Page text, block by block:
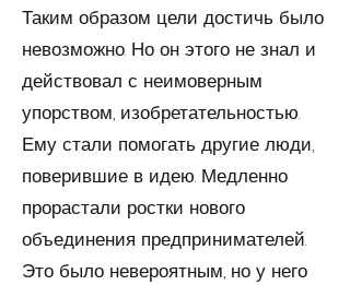
Таким образом цели достичь было
невозможно. Но он этого не знал и
действовал с неимоверным
упорством, изобретательностью.
Ему стали помогать другие люди,
поверившие в идею. Медленно
прорастали ростки нового
объединения предпринимателей.
Это было не­ве­роятным, но у него